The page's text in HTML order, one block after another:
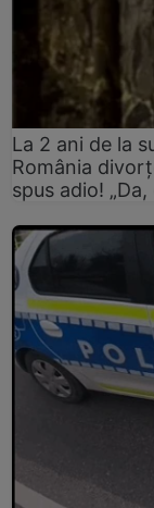
La 2 ani de la
România
spus adio!